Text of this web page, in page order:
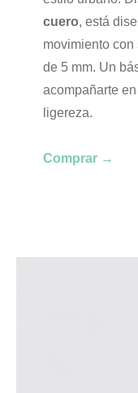
cuero, está
movimiento
de 5 mm. Un
acompañarte
ligereza.
Comprar →